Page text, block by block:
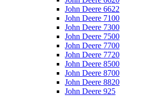
John Deere 6622
John Deere 7100
John Deere 7300
John Deere 7500
John Deere 7700
John Deere 7720
John Deere 8500
John Deere 8700
John Deere 8820
John Deere 925